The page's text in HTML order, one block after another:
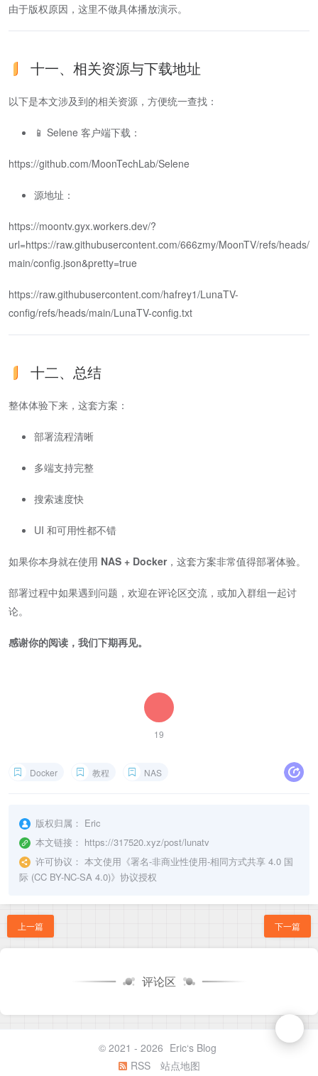
由于版权原因，这里不做具体播放演示。
十一、相关资源与下载地址
以下是本文涉及到的相关资源，方便统一查找：
📱 Selene 客户端下载：
https://github.com/MoonTechLab/Selene
源地址：
https://moontv.gyx.workers.dev/?
url=https://raw.githubusercontent.com/666zmy/MoonTV/refs/heads/
main/config.json&pretty=true
https://raw.githubusercontent.com/hafrey1/LunaTV-
config/refs/heads/main/LunaTV-config.txt
十二、总结
整体体验下来，这套方案：
部署流程清晰
多端支持完整
搜索速度快
UI 和可用性都不错
如果你本身就在使用 NAS + Docker，这套方案非常值得部署体验。
部署过程中如果遇到问题，欢迎在评论区交流，或加入群组一起讨
论。
感谢你的阅读，我们下期再见。
19
Docker 教程 NAS
版权归属： Eric
本文链接： https://317520.xyz/post/lunatv
许可协议： 本文使用《署名-非商业性使用-相同方式共享 4.0 国
际 (CC BY-NC-SA 4.0)》协议授权
上一篇 下一篇
评论区
© 2021 - 2026 Eric‘s Blog
RSS
站点地图